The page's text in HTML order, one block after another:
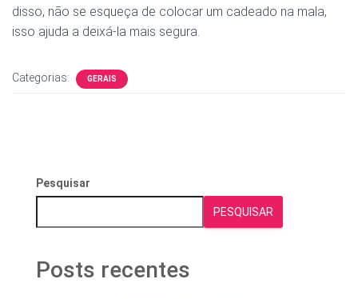
disso, não se esqueça de colocar um cadeado na mala,
isso ajuda a deixá-la mais segura.
Categorias: GERAIS
Pesquisar
PESQUISAR
Posts recentes